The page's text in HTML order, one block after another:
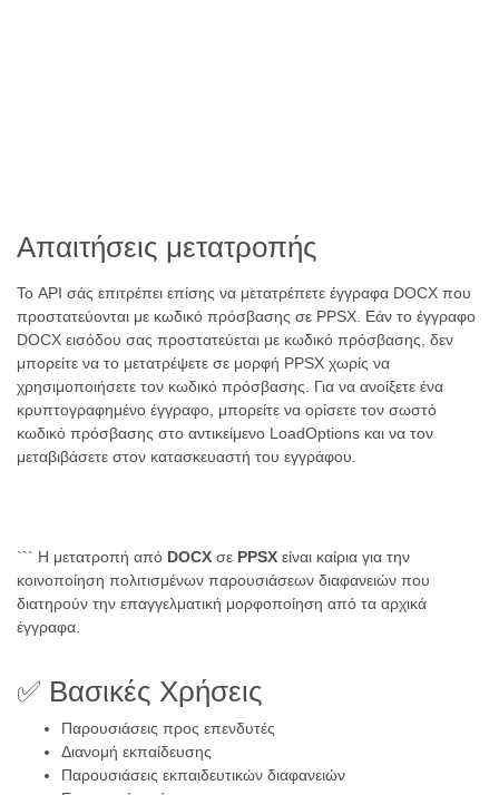
Απαιτήσεις μετατροπής
Το API σάς επιτρέπει επίσης να μετατρέπετε έγγραφα DOCX που
προστατεύονται με κωδικό πρόσβασης σε PPSX. Εάν το έγγραφο
DOCX εισόδου σας προστατεύεται με κωδικό πρόσβασης, δεν
μπορείτε να το μετατρέψετε σε μορφή PPSX χωρίς να
χρησιμοποιήσετε τον κωδικό πρόσβασης. Για να ανοίξετε ένα
κρυπτογραφημένο έγγραφο, μπορείτε να ορίσετε τον σωστό
κωδικό πρόσβασης στο αντικείμενο LoadOptions και να τον
μεταβιβάσετε στον κατασκευαστή του εγγράφου.
``` Η μετατροπή από DOCX σε PPSX είναι καίρια για την
κοινοποίηση πολιτισμένων παρουσιάσεων διαφανειών που
διατηρούν την επαγγελματική μορφοποίηση από τα αρχικά
έγγραφα.
✅ Βασικές Χρήσεις
Παρουσιάσεις προς επενδυτές
Διανομή εκπαίδευσης
Παρουσιάσεις εκπαιδευτικών διαφανειών